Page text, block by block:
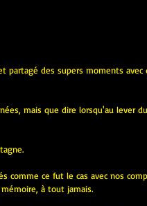
partagé des supers moments avec
mais que dire lorsqu'au lever
comme ce fut le cas avec nos
à tout jamais.